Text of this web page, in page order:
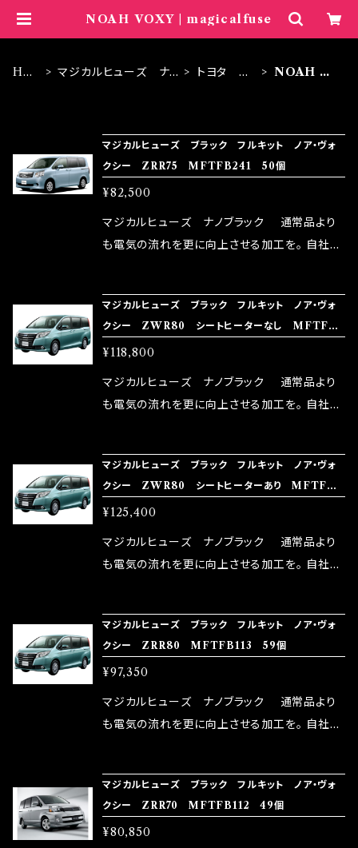
NOAH VOXY | magicalfuse
HO
マジカルヒューズ ナノ
トヨタ ブ
NOAH V
マジカルヒューズ ブラック フルキット ノア・ヴォ
クシー ZRR75 MFTFB241 50個
¥82,500
マジカルヒューズ ナノブラック 通常品より
も電気の流れを更に向上させる加工を。 自社比
メ！ レーシングドライバーMAX織戸選手がテス
ターとなり吟味し時間を掛けて検証し、これは
体感出来て面白く、車には必ずプラスになりデメ
リットが無い。と。 コラボ開発製品です。 購入先
はこちらのマジカルヒューズ直販サイトと横浜に
rz）の2店舗の専売品になりますので宜しくお願
い致します。
マジカルヒューズ ブラック フルキット ノア・ヴォ
クシー ZWR80 シートヒーターなし MFTFB1
15 72個
¥118,800
マジカルヒューズ ナノブラック 通常品より
も電気の流れを更に向上させる加工を。 自社比
メ！ レーシングドライバーMAX織戸選手がテス
ターとなり吟味し時間を掛けて検証し、これは
体感出来て面白く、車には必ずプラスになりデメ
リットが無い。と。 コラボ開発製品です。 購入先
はこちらのマジカルヒューズ直販サイトと横浜に
rz）の2店舗の専売品になりますので宜しくお願
い致します。
マジカルヒューズ ブラック フルキット ノア・ヴォ
クシー ZWR80 シートヒーターあり MFTFB1
14 76個
¥125,400
マジカルヒューズ ナノブラック 通常品より
も電気の流れを更に向上させる加工を。 自社比
メ！ レーシングドライバーMAX織戸選手がテス
ターとなり吟味し時間を掛けて検証し、これは
体感出来て面白く、車には必ずプラスになりデメ
リットが無い。と。 コラボ開発製品です。 購入先
はこちらのマジカルヒューズ直販サイトと横浜に
rz）の2店舗の専売品になりますので宜しくお願
い致します。
マジカルヒューズ ブラック フルキット ノア・ヴォ
クシー ZRR80 MFTFB113 59個
¥97,350
マジカルヒューズ ナノブラック 通常品より
も電気の流れを更に向上させる加工を。 自社比
メ！ レーシングドライバーMAX織戸選手がテス
ターとなり吟味し時間を掛けて検証し、これは
体感出来て面白く、車には必ずプラスになりデメ
マジカルヒューズ ブラック フルキット ノア・ヴォ
クシー ZRR70 MFTFB112 49個
¥80,850